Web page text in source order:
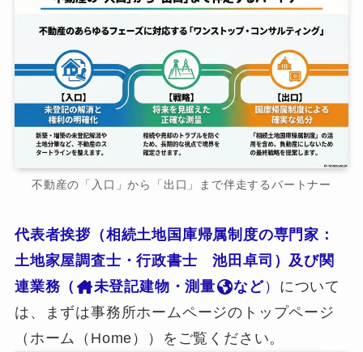
不動産の「入口」から「出口」まで伴走するパートナー
代表者挨拶（相続土地国庫帰属制度の専門家：
土地家屋調査士・行政書士 池田卓司）及び関
連業務（
未登記建物・測量 など） について
は、まずは事務所ホームページのトップページ
（ホーム（Home））をご覧ください。